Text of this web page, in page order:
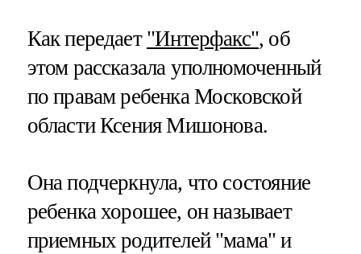
Как передает "Интерфакс", об
этом рассказала уполномоченный
по правам ребенка Московской
области Ксения Мишонова.
Она подчеркнула, что состояние
ребенка хорошее, он называет
приемных родителей "мама" и